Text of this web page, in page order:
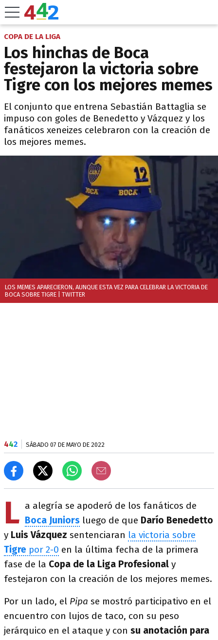
COPA DE LA LIGA
Los hinchas de Boca
festejaron la victoria sobre
Tigre con los mejores memes
El conjunto que entrena Sebastián Battaglia se
impuso con goles de Benedetto y Vázquez y los
fanáticos xeneizes celebraron con la creación de
los mejores memes.
LOS MEMES APARECIERON, AUNQUE ESTA VEZ PARA CELEBRAR LA VICTORIA DE
BOCA SOBRE TIGRE | TWITTER
442 SÁBADO 07 DE MAYO DE 2022
L a alegría se apoderó de los fanáticos de
Boca Juniors luego de que Darío Benedetto
y Luis Vázquez sentenciaran la victoria sobre
Tigre por 2-0 en la última fecha de la primera
fase de la Copa de la Liga Profesional y
festejaron con la creación de los mejores memes.
Por un lado, el Pipa se mostró participativo en el
encuentro con lujos de taco, con su peso
jerárquico en el ataque y con su anotación para